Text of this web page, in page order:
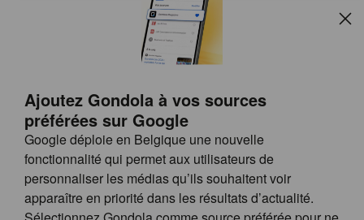
Ajoutez Gondola à vos sources
préférées sur Google
Google déploie en Belgique une nouvelle
fonctionnalité qui permet aux utilisateurs de
personnaliser les médias qu’ils souhaitent voir
apparaître en priorité dans les résultats d’actualité.
Follow us on
© GONDOLA GROUP